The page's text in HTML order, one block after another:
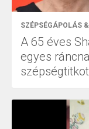
SZÉPSÉGÁPOLÁS
A 65 éves
egyes